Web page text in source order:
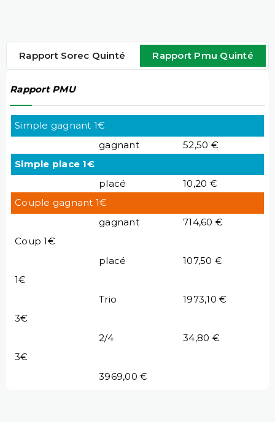
Rapport Sorec Quinté Rapport Pmu Quinté
Rapport PMU
Simple gagnant 1€
gagnant
52,50 €
Simple place 1€
placé
10,20 €
Couple gagnant 1€
gagnant
714,60 €
Coup 1€
placé
107,50 €
1€
Trio
1973,10 €
3€
2/4
34,80 €
3€
3969,00 €